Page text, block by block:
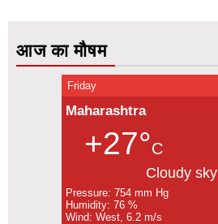
आज का मौषम
Friday
Maharashtra
+27°C
Cloudy sky
Pressure: 754 mm Hg
Humidity: 76 %
Wind: West, 6.2 m/s